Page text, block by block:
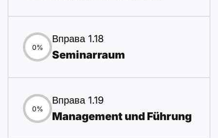
0%
Вправа 1.18
Seminarraum
0%
Вправа 1.19
Management und Führung